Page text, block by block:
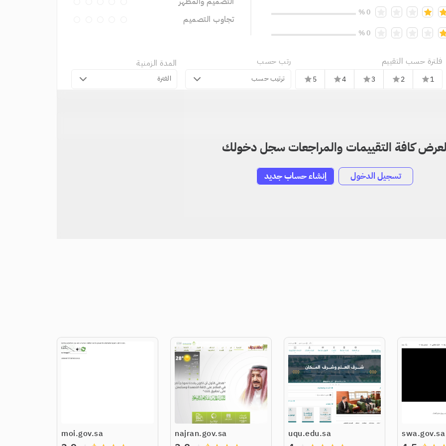
0 %
0 %
تجاوب التصميم
فلترة حسب التقييم
1
star
2
star
3
star
4
star
5
star
رتب حسب
ترتيب حسب
المدة الزمنية
الفترة
لعرض كافة التقييمات والمراجعات سجل دخولك
تسجيل الدخول إنشاء حساب جديد
swa.gov.sa
uqu.edu.sa
najran.gov.sa
moi.gov.sa